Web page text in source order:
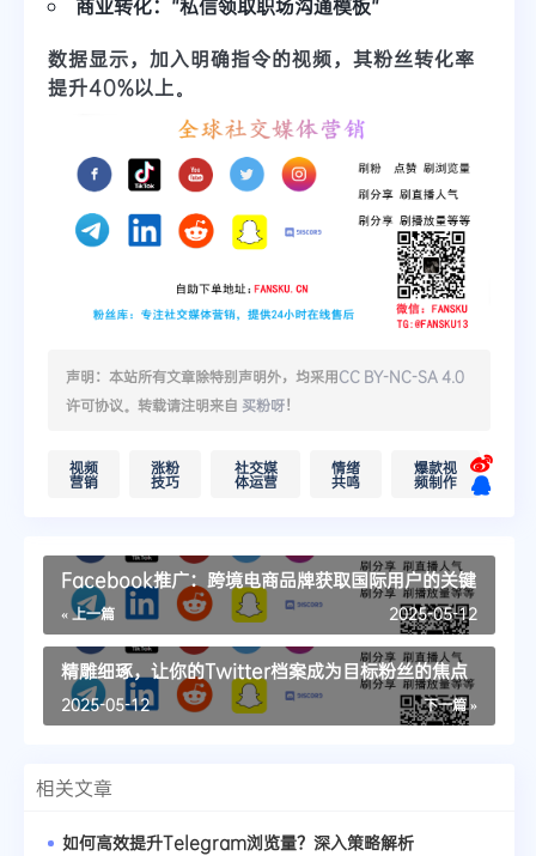
商业转化："私信领取职场沟通模板"
数据显示，加入明确指令的视频，其粉丝转化率
提升40%以上。
声明：本站所有文章除特别声明外，均采用CC BY-NC-SA 4.0
许可协议。转载请注明来自 买粉呀！
视频
营销
涨粉
技巧
社交媒
体运营
情绪
共鸣
爆款视
频制作
Facebook推广：跨境电商品牌获取国际用户的关键
« 上一篇 2025-05-12
精雕细琢，让你的Twitter档案成为目标粉丝的焦点
下一篇 »
2025-05-12
相关文章
如何高效提升Telegram浏览量？深入策略解析